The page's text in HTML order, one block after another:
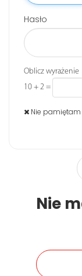
Hasło
Oblicz wyrażenie
10 + 2 =
Nie pamiętam
Nie